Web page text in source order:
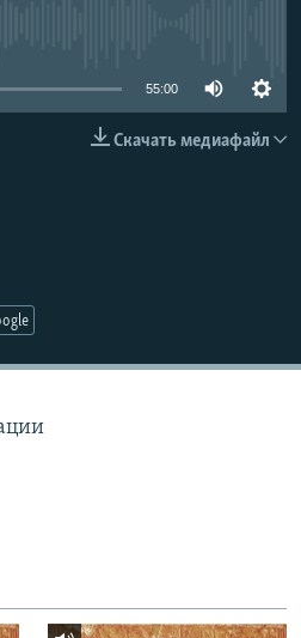
55:00
Скачать медиафайл